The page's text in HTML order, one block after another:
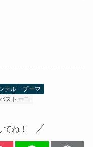
テル
プーマ
ストーニ
ね！